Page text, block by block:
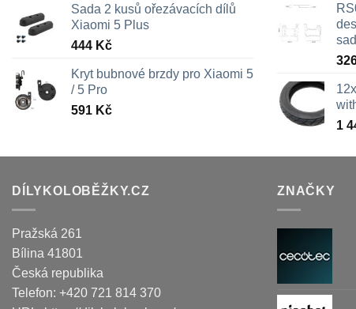
Sada 2 kusů ořezávacích dílů
Xiaomi 5 Plus
444 Kč
Kryt bubnové brzdy pro Xiaomi 5
/ 5 Pro
591 Kč
1
DÍLYKOLOBĚŽKY.CZ
Pražská 261
Bílina 41801
Česká republika
Telefon: +420 721 814 370
ZNAČKY